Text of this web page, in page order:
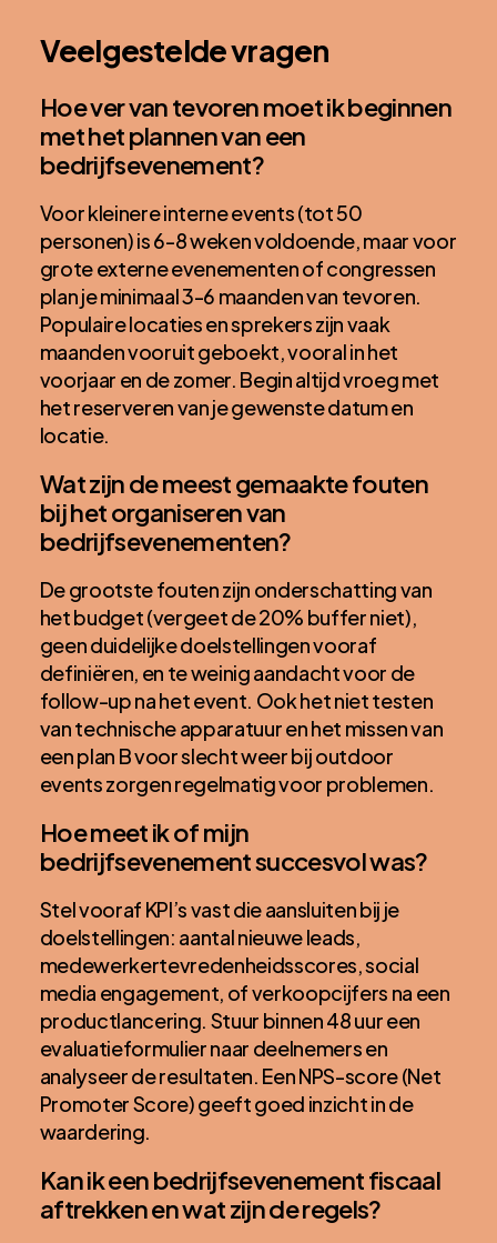
Veelgestelde vragen
Hoe ver van tevoren moet ik beginnen
met het plannen van een
bedrijfsevenement?
Voor kleinere interne events (tot 50
personen) is 6-8 weken voldoende, maar voor
grote externe evenementen of congressen
plan je minimaal 3-6 maanden van tevoren.
Populaire locaties en sprekers zijn vaak
maanden vooruit geboekt, vooral in het
voorjaar en de zomer. Begin altijd vroeg met
het reserveren van je gewenste datum en
locatie.
Wat zijn de meest gemaakte fouten
bij het organiseren van
bedrijfsevenementen?
De grootste fouten zijn onderschatting van
het budget (vergeet de 20% buffer niet),
geen duidelijke doelstellingen vooraf
definiëren, en te weinig aandacht voor de
follow-up na het event. Ook het niet testen
van technische apparatuur en het missen van
een plan B voor slecht weer bij outdoor
events zorgen regelmatig voor problemen.
Hoe meet ik of mijn
bedrijfsevenement succesvol was?
Stel vooraf KPI’s vast die aansluiten bij je
doelstellingen: aantal nieuwe leads,
medewerkertevredenheidsscores, social
media engagement, of verkoopcijfers na een
productlancering. Stuur binnen 48 uur een
evaluatieformulier naar deelnemers en
analyseer de resultaten. Een NPS-score (Net
Promoter Score) geeft goed inzicht in de
waardering.
Kan ik een bedrijfsevenement fiscaal
aftrekken en wat zijn de regels?